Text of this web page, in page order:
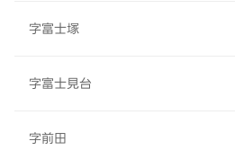
字富士塚
字富士見台
字前田